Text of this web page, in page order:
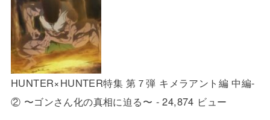
HUNTER×HUNTER特集 第７弾 キメラアント編 中編-
② 〜ゴンさん化の真相に迫る〜 - 24,874 ビュー